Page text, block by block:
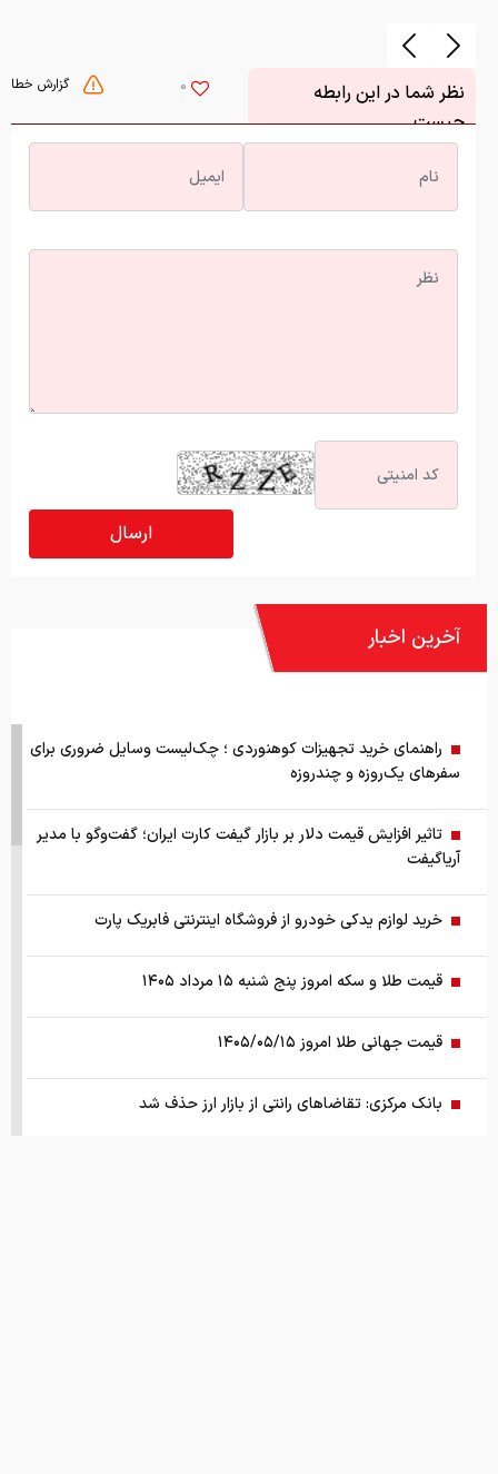
گزارش خطا 0
نظر شما در این رابطه
چیست
آخرین اخبار
راهنمای خرید تجهیزات کوهنوردی ؛ چک‌لیست وسایل ضروری برای
سفرهای یک‌روزه و چندروزه
تاثیر افزایش قیمت دلار بر بازار گیفت کارت ایران؛ گفت‌وگو با مدیر
آریاگیفت
خرید لوازم یدکی خودرو از فروشگاه اینترنتی فابریک پارت
قیمت طلا و سکه امروز پنج شنبه ۱۵ مرداد ۱۴۰۵
قیمت جهانی طلا امروز ۱۴۰۵/۰۵/۱۵
بانک مرکزی: تقاضا‌های رانتی از بازار ارز حذف شد